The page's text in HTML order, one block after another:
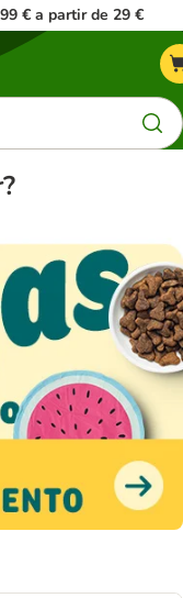
€ a partir de 29 €